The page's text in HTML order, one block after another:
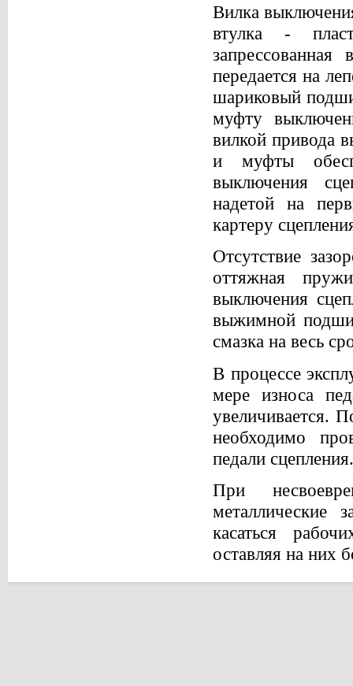
Вилка
втулка -
передается на
шариковый
муфту
вилкой привода
и муфты
выключения
надетой на
картеру
Отсутствие
оттяжная
выключения
выжимной
смазка на весь
В процессе
мере износа
увеличивается.
необходимо
педали сцепления.
При
металлические
касаться
оставляя на них